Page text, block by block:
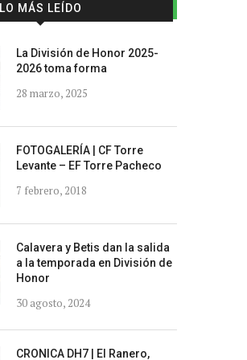
LO MÁS LEÍDO
La División de Honor 2025-
2026 toma forma
28 marzo, 2025
FOTOGALERÍA | CF Torre
Levante – EF Torre Pacheco
7 febrero, 2018
Calavera y Betis dan la salida
a la temporada en División de
Honor
30 agosto, 2024
CRONICA DH7 | El Ranero,